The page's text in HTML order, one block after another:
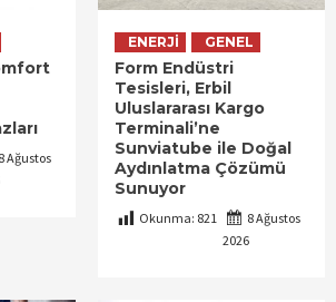
8 Ağustos
ENERJI GENEL
Form Endüstri
Tesisleri, Erbil
Uluslararası Kargo
Terminali’ne
Sunviatube ile Doğal
Aydınlatma Çözümü
Sunuyor
Okunma: 821
8 Ağustos
2026